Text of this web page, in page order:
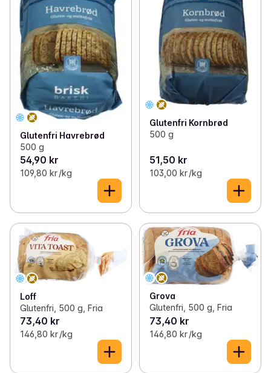
Glutenfri Havrebrød
500 g
54,90 kr
109,80 kr /kg
Glutenfri Kornbrød
500 g
51,50 kr
103,00 kr /kg
Loff
Glutenfri, 500 g, Fria
73,40 kr
146,80 kr /kg
Grova
Glutenfri, 500 g, Fria
73,40 kr
146,80 kr /kg